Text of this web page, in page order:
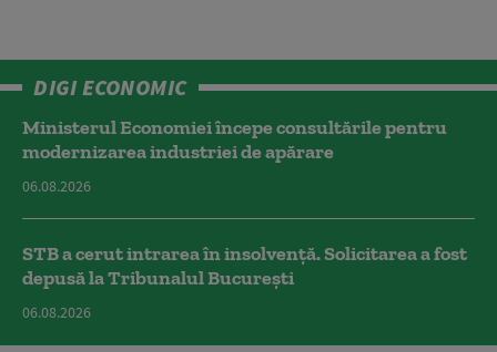
DIGI ECONOMIC
Ministerul Economiei începe consultările pentru
modernizarea industriei de apărare
06.08.2026
STB a cerut intrarea în insolvență. Solicitarea a fost
depusă la Tribunalul București
06.08.2026